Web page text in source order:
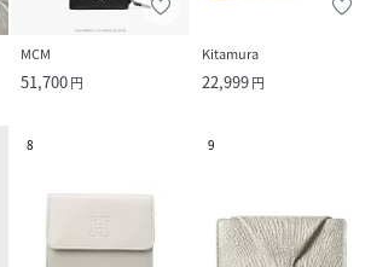
MCM
51,700円
Kitamura
22,999円
8 9